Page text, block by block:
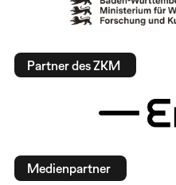
Partner des ZKM
Medienpartner